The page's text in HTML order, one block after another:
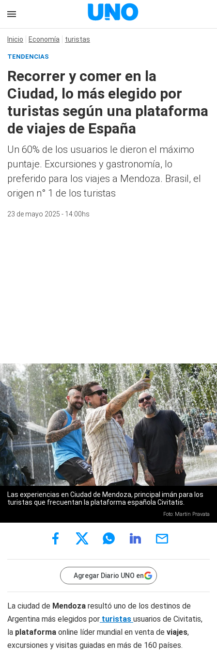
Inicio Economía turistas
TENDENCIAS
Recorrer y comer en la
Ciudad, lo más elegido por
turistas según una plataforma
de viajes de España
Un 60% de los usuarios le dieron el máximo
puntaje. Excursiones y gastronomía, lo
preferido para los viajes a Mendoza. Brasil, el
origen n° 1 de los turistas
23 de mayo 2025 - 14:00hs
Las experiencias en Ciudad de Mendoza, principal imán para los
turistas que frecuentan la plataforma española Civitatis.
Foto: Martín Pravata
Agregar Diario UNO en
La ciudad de Mendoza resultó uno de los destinos de
Argentina más elegidos por turistas usuarios de Civitatis,
la plataforma online líder mundial en venta de viajes,
excursiones y visitas guiadas en más de 160 países.